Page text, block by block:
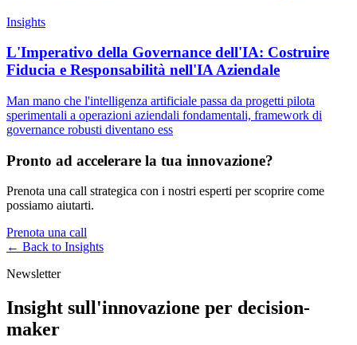
Insights
L'Imperativo della Governance dell'IA: Costruire
Fiducia e Responsabilità nell'IA Aziendale
Man mano che l'intelligenza artificiale passa da progetti pilota
sperimentali a operazioni aziendali fondamentali, framework di
governance robusti diventano ess
Pronto ad accelerare la tua innovazione?
Prenota una call strategica con i nostri esperti per scoprire come
possiamo aiutarti.
Prenota una call
← Back to Insights
Newsletter
Insight sull'innovazione per decision-
maker